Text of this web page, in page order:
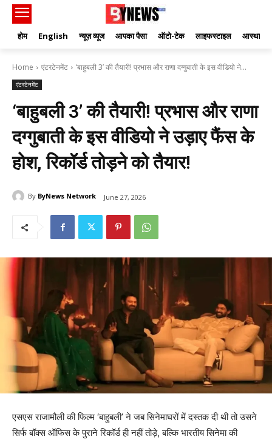
होम English न्यूज़ व्यूज आपका पैसा ऑटो-टेक लाइफस्टाइल आस्था
Home एंटरटेनमेंट ‘बाहुबली 3’ की तैयारी! प्रभास और राणा दग्गुबाती के इस वीडियो ने...
एंटरटेनमेंट
‘बाहुबली 3’ की तैयारी! प्रभास और राणा
दग्गुबाती के इस वीडियो ने उड़ाए फैंस के
होश, रिकॉर्ड तोड़ने को तैयार!
By ByNews Network June 27, 2026
एसएस राजामौली की फिल्म ‘बाहुबली’ ने जब सिनेमाघरों में दस्तक दी थी तो उसने
सिर्फ बॉक्स ऑफिस के पुराने रिकॉर्ड ही नहीं तोड़े, बल्कि भारतीय सिनेमा की